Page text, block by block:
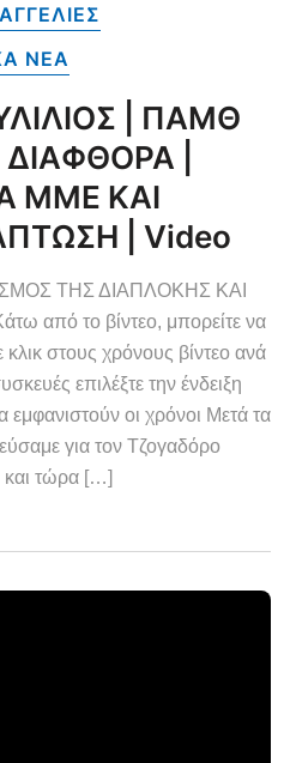
NEA
| ΠΑΜΘ
|
ΜΜΕ ΚΑΙ
| Video
ΤΗΣ ΔΙΑΠΛΟΚΗΣ ΚΑΙ
από το βίντεο, μπορείτε να
κλικ στους χρόνους βίντεο ανά
επιλέξτε την ένδειξη
εμφανιστούν οι χρόνοι Μετά τα
για τον Τζογαδόρο
τώρα […]